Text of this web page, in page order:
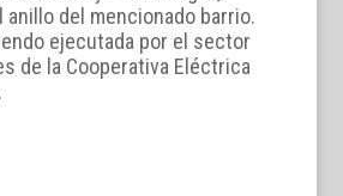
anillo del mencionado barrio.
ejecutada por el sector
de la Cooperativa Eléctrica